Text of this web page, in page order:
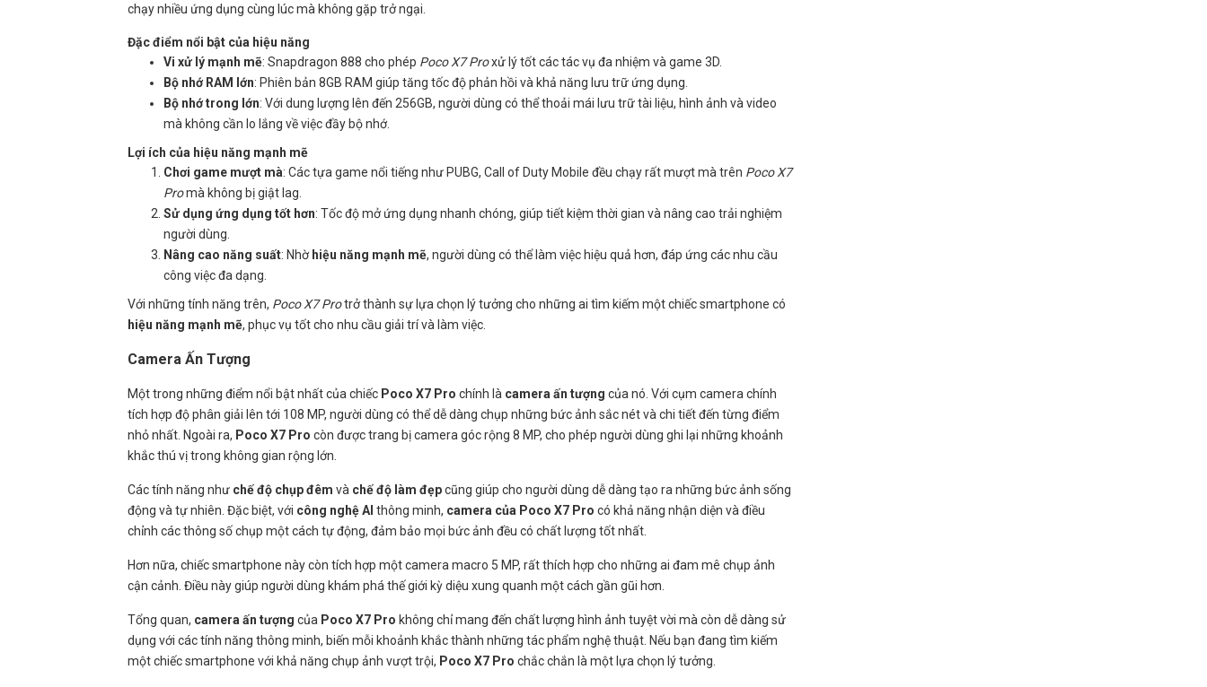
chạy nhiều ứng dụng cùng lúc mà không gặp trở ngại.
Đặc điểm nổi bật của hiệu năng
Vi xử lý mạnh mẽ: Snapdragon 888 cho phép Poco X7 Proxử lý tốt các tác vụ đa nhiệm và game 3D.
Bộ nhớ RAM lớn: Phiên bản 8GB RAM giúp tăng tốc độ phản hồi và khả năng lưu trữ ứng dụng.
Bộ nhớ trong lớn: Với dung lượng lên đến 256GB, người dùng có thể thoải mái lưu trữ tài liệu, hình ảnh và video
mà không cần lo lắng về việc đầy bộ nhớ.
Lợi ích của hiệu năng mạnh mẽ
Chơi game mượt mà: Các tựa game nổi tiếng như PUBG, Call of Duty Mobile đều chạy rất mượt mà trên Poco X7
Promà không bị giật lag.
Sử dụng ứng dụng tốt hơn: Tốc độ mở ứng dụng nhanh chóng, giúp tiết kiệm thời gian và nâng cao trải nghiệm
người dùng.
Nâng cao năng suất: Nhờ hiệu năng mạnh mẽ, người dùng có thể làm việc hiệu quả hơn, đáp ứng các nhu cầu
công việc đa dạng.
Với những tính năng trên, Poco X7 Protrở thành sự lựa chọn lý tưởng cho những ai tìm kiếm một chiếc smartphone có
hiệu năng mạnh mẽ, phục vụ tốt cho nhu cầu giải trí và làm việc.
Camera Ấn Tượng
Một trong những điểm nổi bật nhất của chiếc Poco X7 Pro chính là camera ấn tượng của nó. Với cụm camera chính
tích hợp độ phân giải lên tới 108 MP, người dùng có thể dễ dàng chụp những bức ảnh sắc nét và chi tiết đến từng điểm
nhỏ nhất. Ngoài ra, Poco X7 Pro còn được trang bị camera góc rộng 8 MP, cho phép người dùng ghi lại những khoảnh
khắc thú vị trong không gian rộng lớn.
Các tính năng như chế độ chụp đêm và chế độ làm đẹpcũng giúp cho người dùng dễ dàng tạo ra những bức ảnh sống
động và tự nhiên. Đặc biệt, với công nghệ AI thông minh, camera của Poco X7 Pro có khả năng nhận diện và điều
chỉnh các thông số chụp một cách tự động, đảm bảo mọi bức ảnh đều có chất lượng tốt nhất.
Hơn nữa, chiếc smartphone này còn tích hợp một camera macro 5 MP, rất thích hợp cho những ai đam mê chụp ảnh
cận cảnh. Điều này giúp người dùng khám phá thế giới kỳ diệu xung quanh một cách gần gũi hơn.
Tổng quan, camera ấn tượng của Poco X7 Pro không chỉ mang đến chất lượng hình ảnh tuyệt vời mà còn dễ dàng sử
dụng với các tính năng thông minh, biến mỗi khoảnh khắc thành những tác phẩm nghệ thuật. Nếu bạn đang tìm kiếm
một chiếc smartphone với khả năng chụp ảnh vượt trội, Poco X7 Pro chắc chắn là một lựa chọn lý tưởng.